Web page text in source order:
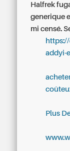
Halfrek
generique
mi censé.
addyi-
Plus